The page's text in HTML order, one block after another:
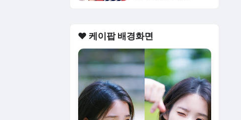
❤️ 케이팝 배경화면